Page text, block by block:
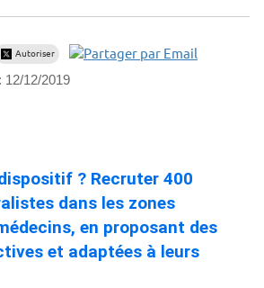
Autoriser
12/12/2019
? Recruter 400
dans les zones
en proposant des
et adaptées à leurs